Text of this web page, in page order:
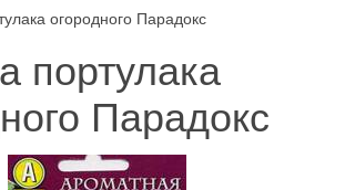
огородного Парадокс
портулака
Парадокс